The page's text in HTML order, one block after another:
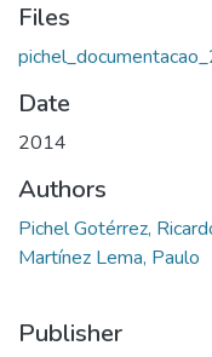
Files
Date
2014
Authors
Pichel Gotérrez,
Martínez Lema, Paulo
Publisher